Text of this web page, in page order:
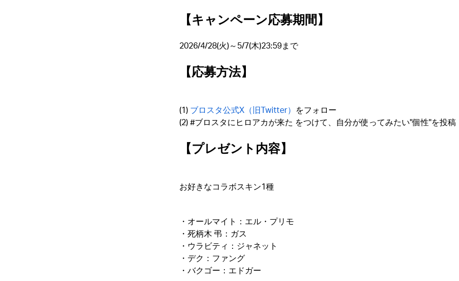
【キャンペーン応募期間】
2026/4/28(火)～5/7(木)23:59まで
【応募方法】
(1) ブロスタ公式X（旧Twitter） をフォロー
(2) #ブロスタにヒロアカが来た をつけて、自分が使ってみたい"個性"を投稿
【プレゼント内容】
お好きなコラボスキン1種
・オールマイト：エル・プリモ
・死柄木 弔：ガス
・ウラビティ：ジャネット
・デク：ファング
・バクゴー：エドガー